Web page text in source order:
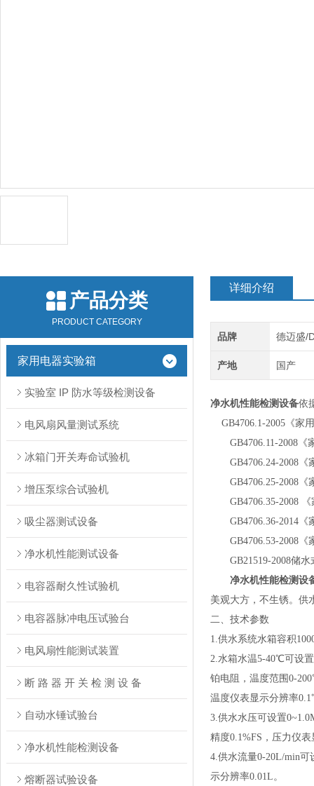
产品分类
PRODUCT CATEGORY
家用电器实验箱
实验室 IP 防水等级检测设备
电风扇风量测试系统
冰箱门开关寿命试验机
增压泵综合试验机
吸尘器测试设备
净水机性能测试设备
电容器耐久性试验机
电容器脉冲电压试验台
电风扇性能测试装置
断 路 器 开 关 检 测 设 备
自动水锤试验台
净水机性能检测设备
熔断器试验设备
详细介绍
品牌 德迈盛/
产地 国产
净水机性能检测设备依
GB4706.1-2005《家
GB4706.11-2008
GB4706.24-2008
GB4706.25-2008
GB4706.35-2008 《
GB4706.36-2014《
GB4706.53-2008
GB21519-2008储水
净水机性能检测设
美观大方，不生锈。供
二、技术参数
1.供水系统水箱容积
2.水箱水温5-40℃可设置
铂电阻，温度范围 0-200
温度仪表显示分辨率
3.供水水压可设置
精度0.1%FS ，压力仪
4.供水流量0-20L/min可
示分辨率0.01L。